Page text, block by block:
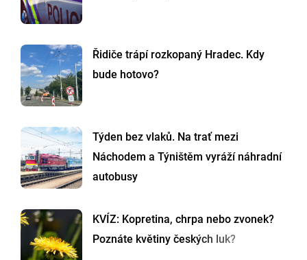
Řidiče trápí rozkopaný Hradec. Kdy
bude hotovo?
Týden bez vlaků. Na trať mezi
Náchodem a Týništěm vyráží náhradní
autobusy
KVÍZ: Kopretina, chrpa nebo zvonek?
Poznáte květiny českých luk?